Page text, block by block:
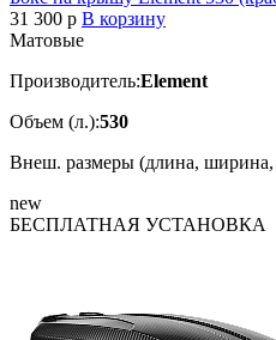
31 300 p В корзину
Матовые
Производитель:Element
Объем (л.):530
Внеш. размеры (длина, ширина,
new
БЕСПЛАТНАЯ УСТАНОВКА